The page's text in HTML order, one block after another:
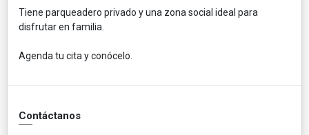
Tiene parqueadero privado y una zona social ideal para
disfrutar en familia.
Agenda tu cita y conócelo.
Contáctanos